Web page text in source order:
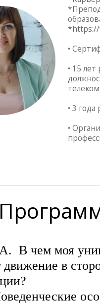
*https://
•
• 15
• 3
•